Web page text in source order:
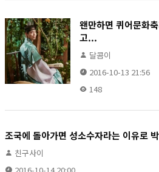
왠만하면 퀴어문화
고...
달콤이
2016-10-13 21:56
148
조국에 돌아가면 성소수자라는 이유로
친구사이